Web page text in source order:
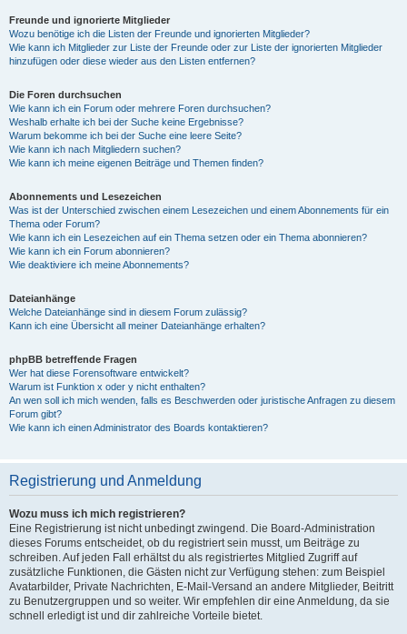
Freunde und ignorierte Mitglieder
Wozu benötige ich die Listen der Freunde und ignorierten Mitglieder?
Wie kann ich Mitglieder zur Liste der Freunde oder zur Liste der ignorierten Mitglieder
hinzufügen oder diese wieder aus den Listen entfernen?
Die Foren durchsuchen
Wie kann ich ein Forum oder mehrere Foren durchsuchen?
Weshalb erhalte ich bei der Suche keine Ergebnisse?
Warum bekomme ich bei der Suche eine leere Seite?
Wie kann ich nach Mitgliedern suchen?
Wie kann ich meine eigenen Beiträge und Themen finden?
Abonnements und Lesezeichen
Was ist der Unterschied zwischen einem Lesezeichen und einem Abonnements für ein
Thema oder Forum?
Wie kann ich ein Lesezeichen auf ein Thema setzen oder ein Thema abonnieren?
Wie kann ich ein Forum abonnieren?
Wie deaktiviere ich meine Abonnements?
Dateianhänge
Welche Dateianhänge sind in diesem Forum zulässig?
Kann ich eine Übersicht all meiner Dateianhänge erhalten?
phpBB betreffende Fragen
Wer hat diese Forensoftware entwickelt?
Warum ist Funktion x oder y nicht enthalten?
An wen soll ich mich wenden, falls es Beschwerden oder juristische Anfragen zu diesem
Forum gibt?
Wie kann ich einen Administrator des Boards kontaktieren?
Registrierung und Anmeldung
Wozu muss ich mich registrieren?
Eine Registrierung ist nicht unbedingt zwingend. Die Board-Administration
dieses Forums entscheidet, ob du registriert sein musst, um Beiträge zu
schreiben. Auf jeden Fall erhältst du als registriertes Mitglied Zugriff auf
zusätzliche Funktionen, die Gästen nicht zur Verfügung stehen: zum Beispiel
Avatarbilder, Private Nachrichten, E-Mail-Versand an andere Mitglieder, Beitritt
zu Benutzergruppen und so weiter. Wir empfehlen dir eine Anmeldung, da sie
schnell erledigt ist und dir zahlreiche Vorteile bietet.